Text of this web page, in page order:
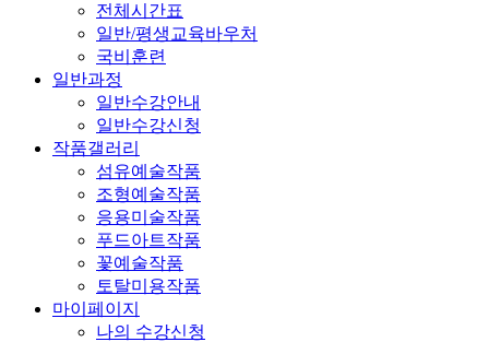
전체시간표
일반/평생교육바우처
국비훈련
일반과정
일반수강안내
일반수강신청
작품갤러리
섬유예술작품
조형예술작품
응용미술작품
푸드아트작품
꽃예술작품
토탈미용작품
마이페이지
나의 수강신청